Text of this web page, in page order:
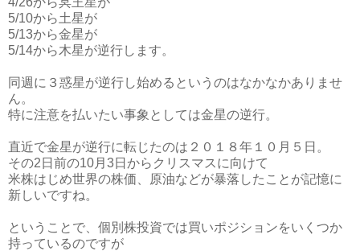
5/10から土星が
5/13から金星が
5/14から木星が逆行します。
同週に３惑星が逆行し始めるというのはなかなかありませ
ん。
特に注意を払いたい事象としては金星の逆行。
直近で金星が逆行に転じたのは２０１８年１０月５日。
その2日前の10月3日からクリスマスに向けて
米株はじめ世界の株価、原油などが暴落したことが記憶に
新しいですね。
ということで、個別株投資では買いポジションをいくつか
持っているのですが